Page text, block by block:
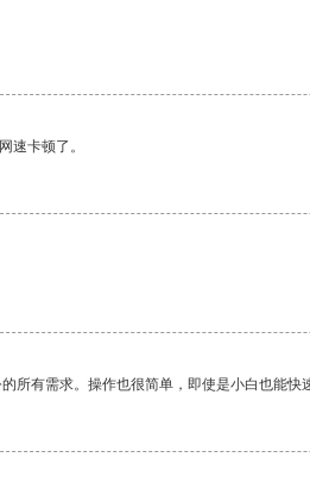
速卡顿了。
所有需求。操作也很简单，即使是小白也能快